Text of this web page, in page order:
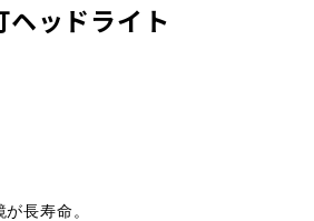
ッドライト
長寿命。